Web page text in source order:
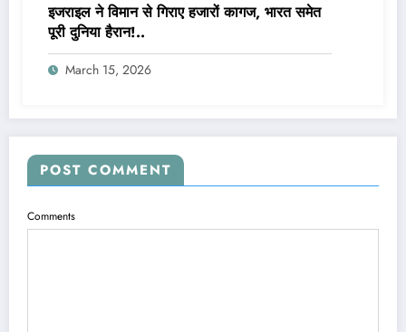
इजराइल ने विमान से गिराए हजारों कागज, भारत समेत
पूरी दुनिया हैरान!..
March 15, 2026
POST COMMENT
Comments